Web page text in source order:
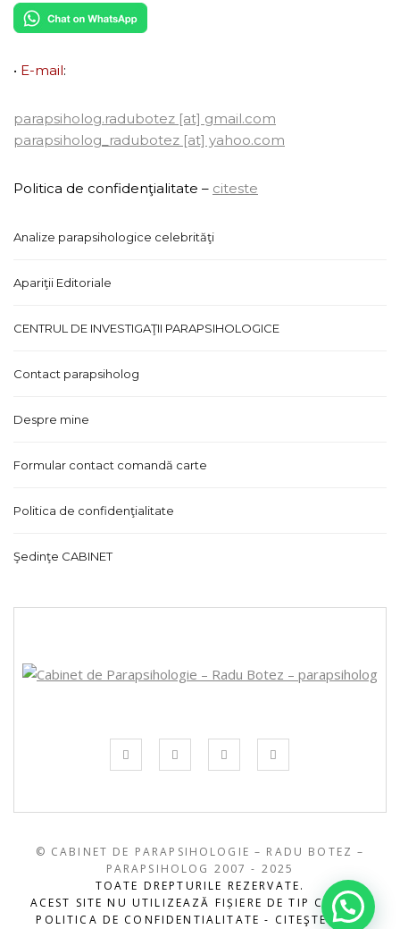
• E-mail:
parapsiholog.radubotez [at] gmail.com
parapsiholog_radubotez [at] yahoo.com
Politica de confidenţialitate – citeste
Analize parapsihologice celebrităţi
Apariţii Editoriale
CENTRUL DE INVESTIGAŢII PARAPSIHOLOGICE
Contact parapsiholog
Despre mine
Formular contact comandă carte
Politica de confidenţialitate
Şedinţe CABINET
© CABINET DE PARAPSIHOLOGIE – RADU BOTEZ –
PARAPSIHOLOG 2007 - 2025
TOATE DREPTURILE REZERVATE.
ACEST SITE NU UTILIZEAZĂ FIȘIERE DE TIP COOKIE.
POLITICA DE CONFIDENTIALITATE - CITEŞTE AICI.